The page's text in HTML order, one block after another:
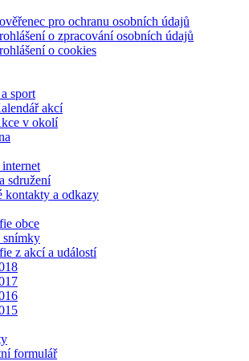
pro ochranu osobních údajů
o zpracování osobních údajů
o cookies
sport
akcí
v okolí
sdružení
kontakty a odkazy
obce
snímky
z akcí a událostí
formulář